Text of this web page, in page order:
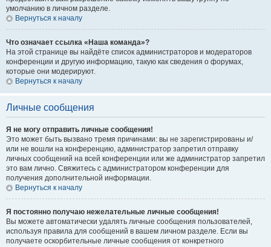
умолчанию в личном разделе.
Вернуться к началу
Что означает ссылка «Наша команда»?
На этой странице вы найдёте список администраторов и модераторов
конференции и другую информацию, такую как сведения о форумах,
которые они модерируют.
Вернуться к началу
Личные сообщения
Я не могу отправить личные сообщения!
Это может быть вызвано тремя причинами: вы не зарегистрированы и/
или не вошли на конференцию, администратор запретил отправку
личных сообщений на всей конференции или же администратор запретил
это вам лично. Свяжитесь с администратором конференции для
получения дополнительной информации.
Вернуться к началу
Я постоянно получаю нежелательные личные сообщения!
Вы можете автоматически удалять личные сообщения пользователей,
используя правила для сообщений в вашем личном разделе. Если вы
получаете оскорбительные личные сообщения от конкретного